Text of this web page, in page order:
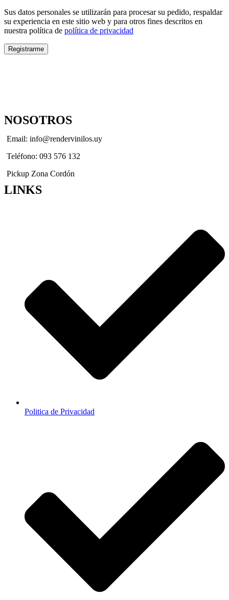
Sus datos personales se utilizarán para procesar su pedido, respaldar
su experiencia en este sitio web y para otros fines descritos en
nuestra política de política de privacidad
Registrarme
NOSOTROS
Email: info@rendervinilos.uy
Teléfono: 093 576 132
Pickup Zona Cordón
LINKS
Politica de Privacidad